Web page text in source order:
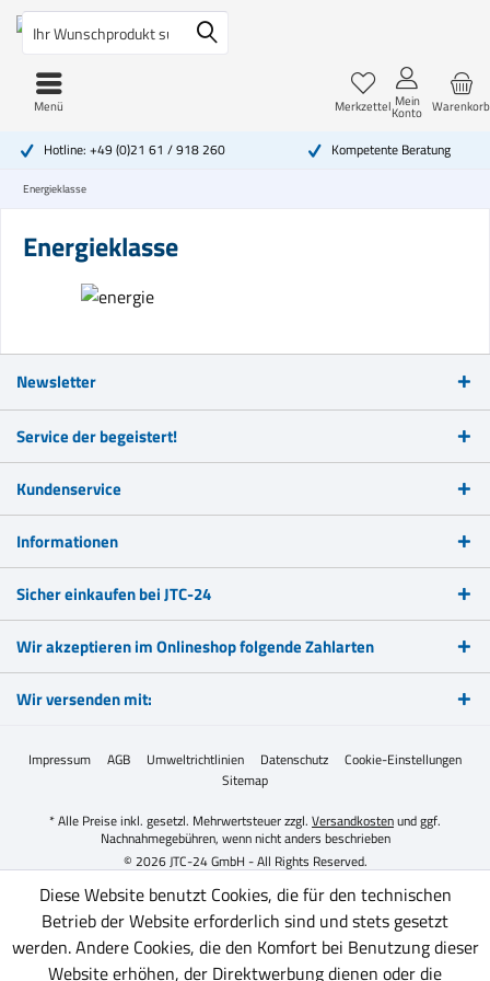
Hotline: +49 (0)21 61 / 918 260 Kompetente Beratung
Warenkorb
Merkzettel Mein
Konto
Menü
Energieklasse
Energieklasse
Newsletter
Service der begeistert!
Kundenservice
Informationen
Sicher einkaufen bei JTC-24
Wir akzeptieren im Onlineshop folgende Zahlarten
Wir versenden mit:
Impressum AGB Umweltrichtlinien Datenschutz
Cookie-Einstellungen
Sitemap
* Alle Preise inkl. gesetzl. Mehrwertsteuer zzgl. Versandkostenund ggf.
Nachnahmegebühren, wenn nicht anders beschrieben
© 2026 JTC-24 GmbH - All Rights Reserved.
Diese Website benutzt Cookies, die für den technischen
Betrieb der Website erforderlich sind und stets gesetzt
werden. Andere Cookies, die den Komfort bei Benutzung dieser
Website erhöhen, der Direktwerbung dienen oder die